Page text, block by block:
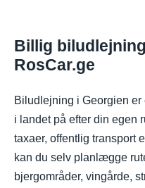
Billig
RosCar.ge
Biludlejning i Georgien
i landet på efter din
taxaer, offentlig transport
kan du selv planlægge
bjergområder, vingårde,